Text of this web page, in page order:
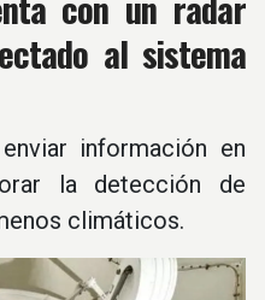
al sistema
información en
la detección de
climáticos.